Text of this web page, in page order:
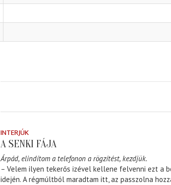
INTERJÚK
A SENKI FÁJA
Árpád, elindítom a telefonon a rögzítést, kezdjük.
– Velem ilyen tekerős izével kellene felvenni ezt a
idején. A régmúltból maradtam itt, az passzolna